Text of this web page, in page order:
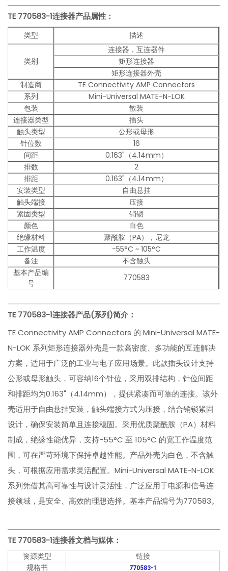
TE 770583-1连接器产品属性：
类型 描述
类别
连接器，互连器件
矩形连接器
矩形连接器外壳
制造商
TE Connectivity AMP Connectors
系列
Mini-Universal MATE-N-LOK
包装
散装
连接器类型
插头
触头类型
公形或母形
针位数
16
间距
0.163"（4.14mm）
排数
2
排距
0.163"（4.14mm）
安装类型
自由悬挂
触头端接
压接
紧固类型
销锁
颜色
白色
绝缘材料
聚酰胺（PA），尼龙
工作温度
-55°C ~ 105°C
备注
不含触头
基本产品编
号
770583
TE 770583-1连接器产品(系列)简介：
TE Connectivity AMP Connectors 的 Mini-Universal MATE-
N-LOK 系列矩形连接器外壳是一款高密度、多功能的互连解决
方案，适用于广泛的工业与电子应用场景。此款插头设计支持
公形或母形触头，可容纳16个针位，采用双排结构，针位间距
和排距均为0.163"（4.14mm），提供紧凑而可靠的连接。该外
壳适用于自由悬挂安装，触头端接方式为压接，结合销锁紧固
设计，确保安装简单且连接稳固。采用优质聚酰胺（PA）材料
制成，绝缘性能优异，支持-55°C 至 105°C 的宽工作温度范
围，可在严苛环境下保持卓越性能。产品外壳为白色，不含触
头，可根据应用需求灵活配置。Mini-Universal MATE-N-LOK
系列凭借其高可靠性与设计灵活性，广泛应用于电源和信号连
接领域，是安全、高效的理想选择。基本产品编号为770583。
TE 770583-1连接器文档与媒体：
资源类型
链接
规格书
770583-1